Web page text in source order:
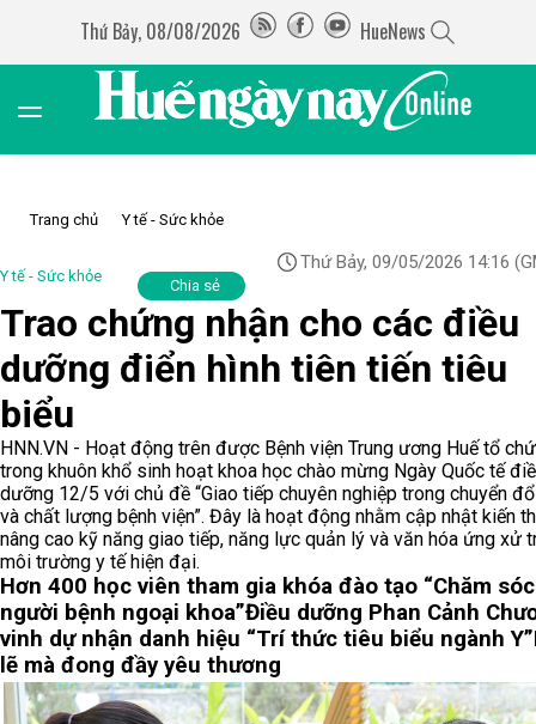
Thứ Bảy, 08/08/2026 HueNews
Trang chủ Y tế - Sức khỏe
Y tế - Sức khỏe
Thứ Bảy, 09/05/2026 14:16
Chia sẻ
Trao chứng nhận cho các điều
dưỡng điển hình tiên tiến tiêu
biểu
HNN.VN - Hoạt động trên được Bệnh viện Trung ương Huế tổ
trong khuôn khổ sinh hoạt khoa học chào mừng Ngày Quốc tế
dưỡng 12/5 với chủ đề “Giao tiếp chuyên nghiệp trong chuyển
và chất lượng bệnh viện”. Đây là hoạt động nhằm cập nhật kiến
nâng cao kỹ năng giao tiếp, năng lực quản lý và văn hóa ứng xử
môi trường y tế hiện đại.
Hơn 400 học viên tham gia khóa đào tạo “Chăm sóc
người bệnh ngoại khoa”Điều dưỡng Phan Cảnh
vinh dự nhận danh hiệu “Trí thức tiêu biểu ngành Y”
lẽ mà đong đầy yêu thương